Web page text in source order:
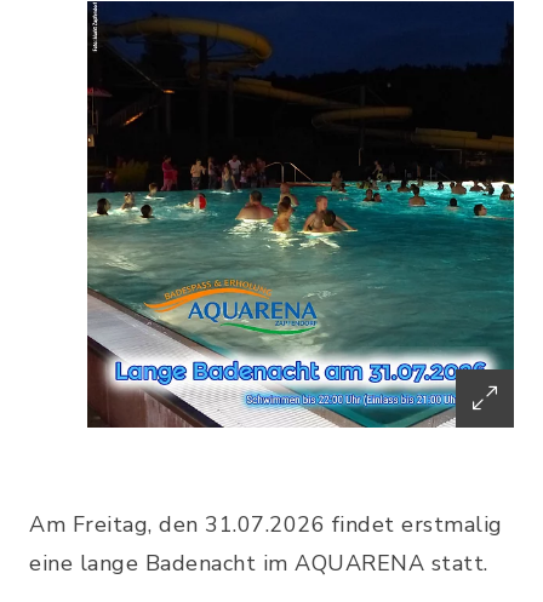
Am Freitag, den 31.07.2026 findet erstmalig
eine lange Badenacht im AQUARENA statt.